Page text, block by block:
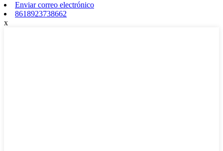
Enviar correo electrónico
8618923738662
x